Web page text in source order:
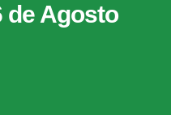
de Agosto